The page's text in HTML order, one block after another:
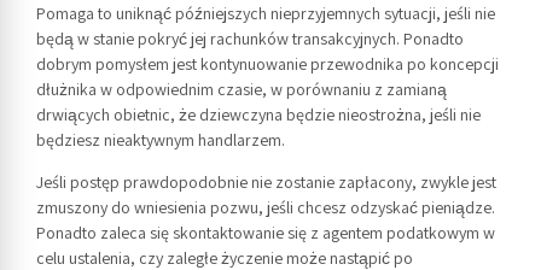
Pomaga to uniknąć późniejszych nieprzyjemnych sytuacji, jeśli nie
będą w stanie pokryć jej rachunków transakcyjnych. Ponadto
dobrym pomysłem jest kontynuowanie przewodnika po koncepcji
dłużnika w odpowiednim czasie, w porównaniu z zamianą
drwiących obietnic, że dziewczyna będzie nieostrożna, jeśli nie
będziesz nieaktywnym handlarzem.
Jeśli postęp prawdopodobnie nie zostanie zapłacony, zwykle jest
zmuszony do wniesienia pozwu, jeśli chcesz odzyskać pieniądze.
Ponadto zaleca się skontaktowanie się z agentem podatkowym w
celu ustalenia, czy zaległe życzenie może nastąpić po